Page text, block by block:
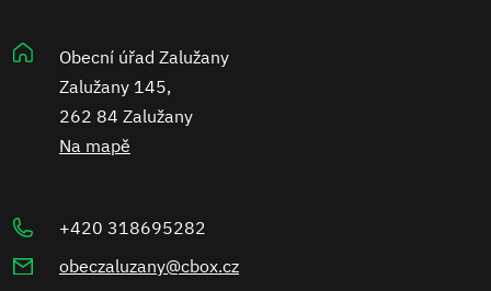
Obecní úřad Zalužany
Zalužany 145,
262 84 Zalužany
Na mapě
+420 318695282
obeczaluzany@cbox.cz